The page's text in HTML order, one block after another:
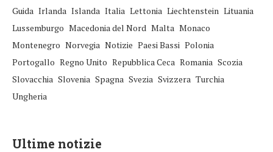
Guida Irlanda Islanda Italia Lettonia Liechtenstein Lituania
Lussemburgo Macedonia del Nord Malta Monaco
Montenegro Norvegia Notizie Paesi Bassi Polonia
Portogallo Regno Unito Repubblica Ceca Romania Scozia
Slovacchia Slovenia Spagna Svezia Svizzera Turchia
Ungheria
Ultime notizie